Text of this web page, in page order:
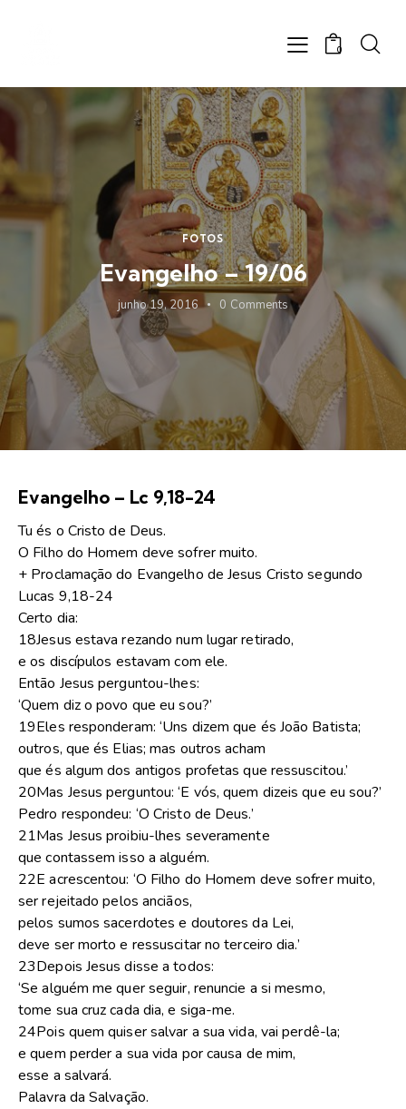
0
FOTOS
Evangelho – 19/06
junho 19, 2016 0 Comments
Evangelho – Lc 9,18-24
Tu és o Cristo de Deus.
O Filho do Homem deve sofrer muito.
+ Proclamação do Evangelho de Jesus Cristo segundo
Lucas 9,18-24
Certo dia:
18Jesus estava rezando num lugar retirado,
e os discípulos estavam com ele.
Então Jesus perguntou-lhes:
‘Quem diz o povo que eu sou?’
19Eles responderam: ‘Uns dizem que és João Batista;
outros, que és Elias; mas outros acham
que és algum dos antigos profetas que ressuscitou.’
20Mas Jesus perguntou: ‘E vós, quem dizeis que eu sou?’
Pedro respondeu: ‘O Cristo de Deus.’
21Mas Jesus proibiu-lhes severamente
que contassem isso a alguém.
22E acrescentou: ‘O Filho do Homem deve sofrer muito,
ser rejeitado pelos anciãos,
pelos sumos sacerdotes e doutores da Lei,
deve ser morto e ressuscitar no terceiro dia.’
23Depois Jesus disse a todos:
‘Se alguém me quer seguir, renuncie a si mesmo,
tome sua cruz cada dia, e siga-me.
24Pois quem quiser salvar a sua vida, vai perdê-la;
e quem perder a sua vida por causa de mim,
esse a salvará.
Palavra da Salvação.